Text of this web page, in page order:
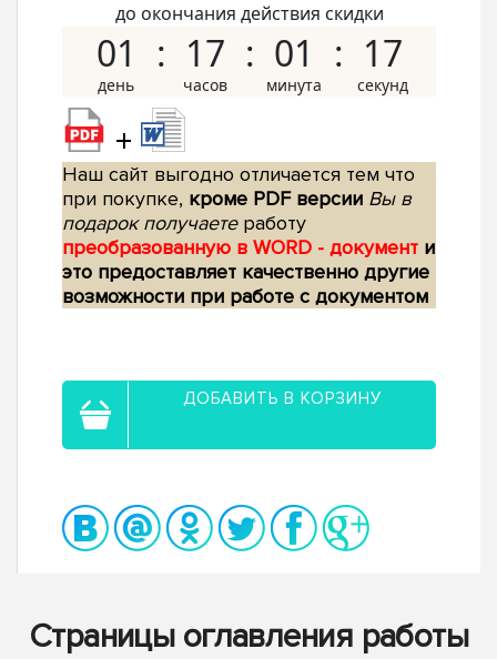
до окончания действия скидки
01 17 01 16
+
Наш сайт выгодно отличается тем что
при покупке, кроме PDF версии Вы в
подарок получаетеработу
преобразованную в WORD - документ и
это предоставляет качественно другие
возможности при работе с документом
ДОБАВИТЬ В КОРЗИНУ
Страницы оглавления работы